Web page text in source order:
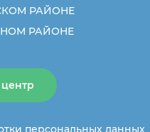
РАЙОНЕ
РАЙОНЕ
персональных данных